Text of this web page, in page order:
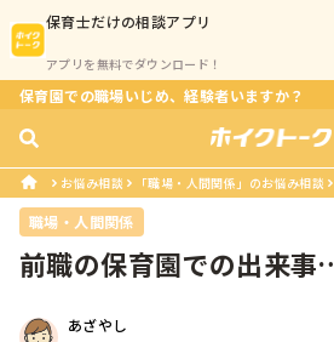
保育士だけの相談アプリ
アプリを無料でダウンロード！
保育園での職場いじめ、経験者いますか？
お悩み相談 「職場・人間関係」のお悩み相談
職場・人間関係
前職の保育園での出来
あざやし